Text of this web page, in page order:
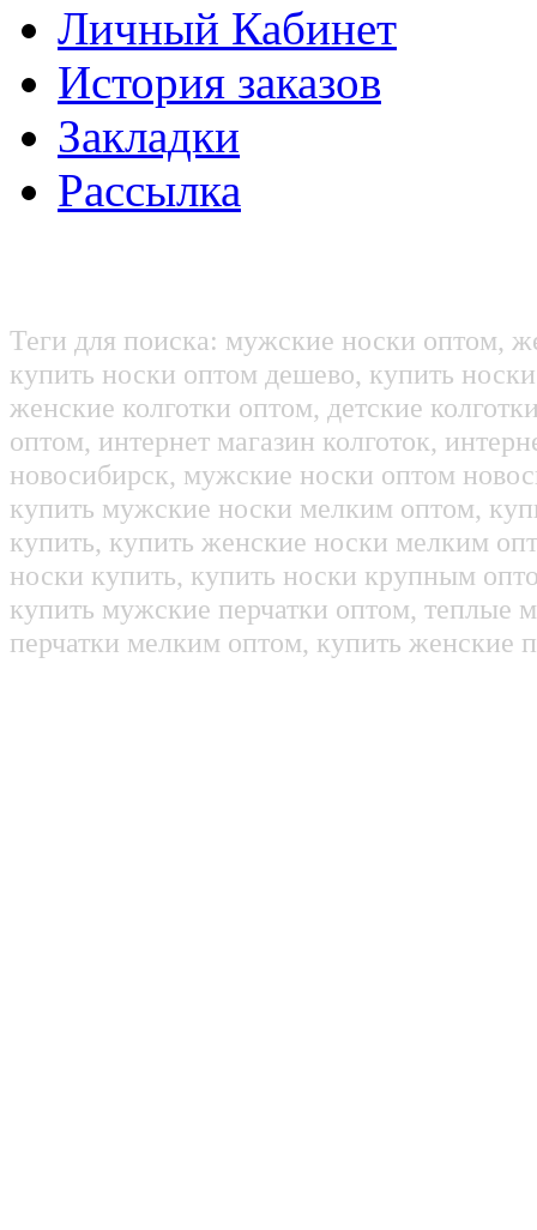
Личный Кабинет
История заказов
Закладки
Рассылка
Теги для поиска: мужские носки оптом,
купить носки оптом дешево, купить
женские колготки оптом, детские
оптом, интернет магазин колготок,
новосибирск, мужские носки оптом
купить мужские носки мелким оптом,
купить, купить женские носки мелким
носки купить, купить носки крупным
купить мужские перчатки оптом, теплые
перчатки мелким оптом, купить женские